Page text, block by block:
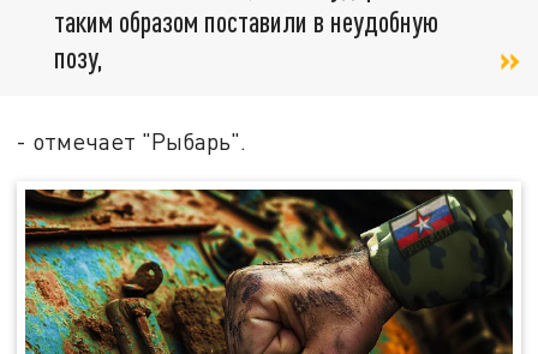
таким образом поставили в неудобную
позу,
- отмечает "Рыбарь".